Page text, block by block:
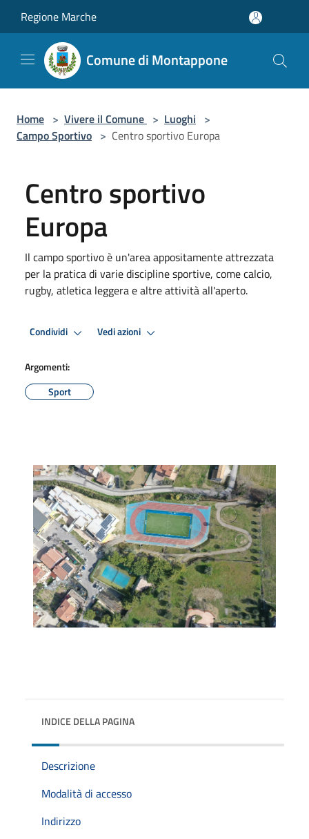
Regione Marche
Comune di Montappone
Home > Vivere il Comune > Luoghi >
Campo Sportivo > Centro sportivo Europa
Centro sportivo
Europa
Il campo sportivo è un'area appositamente attrezzata
per la pratica di varie discipline sportive, come calcio,
rugby, atletica leggera e altre attività all'aperto.
Condividi Vedi azioni
Argomenti:
Sport
INDICE DELLA PAGINA
Descrizione
Modalità di accesso
Indirizzo